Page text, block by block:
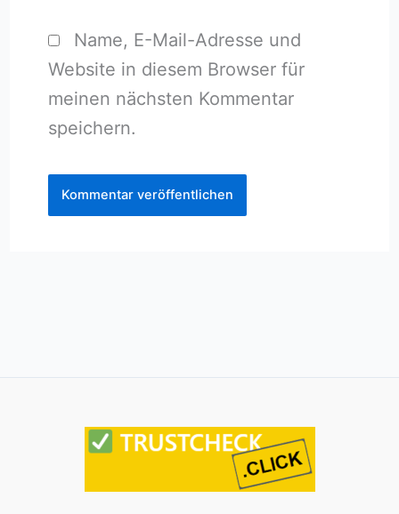
Name, E-Mail-Adresse und
Website in diesem Browser für
meinen nächsten Kommentar
speichern.